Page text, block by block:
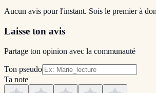
Aucun avis pour l'instant. Sois le premier à
Laisse ton avis
Partage ton opinion avec la communauté
Ton pseudo
Ta note